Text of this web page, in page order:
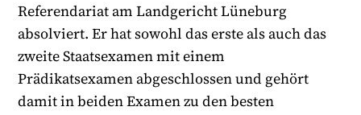
Referendariat am Landgericht Lüneburg
absolviert. Er hat sowohl das erste als auch das
zweite Staatsexamen mit einem
Prädikatsexamen abgeschlossen und gehört
damit in beiden Examen zu den besten